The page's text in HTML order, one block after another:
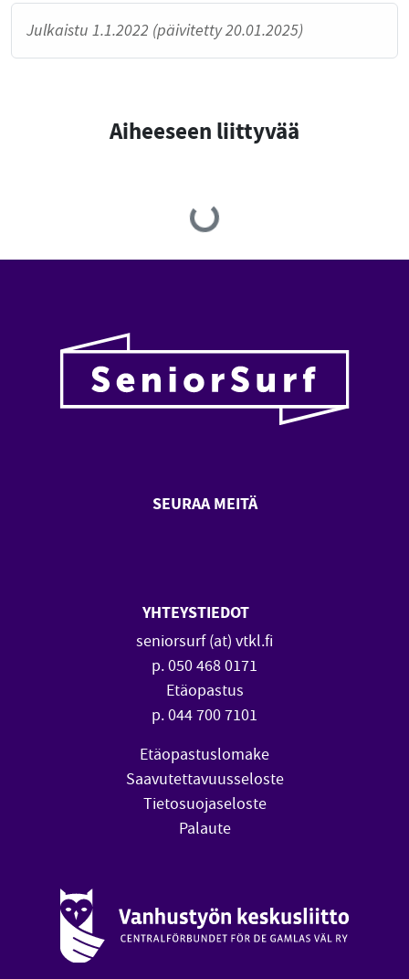
Julkaistu 1.1.2022 (päivitetty 20.01.2025)
Aiheeseen liittyvää
Loading...
SEURAA MEITÄ
YHTEYSTIEDOT
seniorsurf (at) vtkl.fi
p. 050 468 0171
Etäopastus
p. 044 700 7101
Etäopastuslomake
Saavutettavuusseloste
Tietosuojaseloste
Palaute